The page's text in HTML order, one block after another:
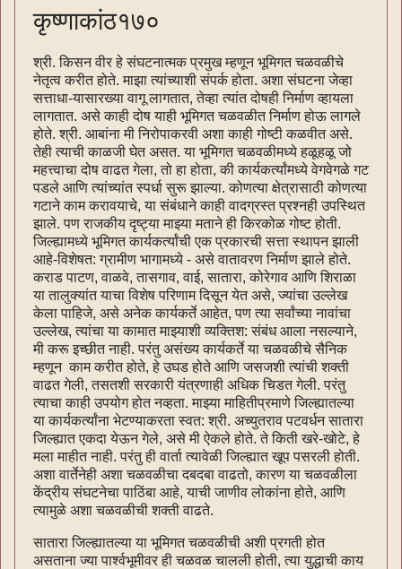
कृष्णाकांठ१७०
श्री. किसन वीर हे संघटनात्मक प्रमुख म्हणून भूमिगत चळवळीचे
नेतृत्व करीत होते. माझा त्यांच्याशी संपर्क होता. अशा संघटना जेव्हा
सत्ताधा-यासारख्या वागू लागतात, तेव्हा त्यांत दोषही निर्माण व्हायला
लागतात. असे काही दोष याही भूमिगत चळवळीत निर्माण होऊ लागले
होते. श्री. आबांना मी निरोपाकरवी अशा काही गोष्टी कळवीत असे.
तेही त्याची काळजी घेत असत. या भूमिगत चळवळीमध्ये हळूहळू जो
महत्त्वाचा दोष वाढत गेला, तो हा होता, की कार्यकर्त्यांमध्ये वेगवेगळे गट
पडले आणि त्यांच्यांत स्पर्धा सुरू झाल्या. कोणत्या क्षेत्रासाठी कोणत्या
गटाने काम करावयाचे, या संबंधाने काही वादग्रस्त प्रश्नही उपस्थित
झाले. पण राजकीय दृष्ट्या माझ्या मताने ही किरकोळ गोष्ट होती.
जिल्ह्यामध्ये भूमिगत कार्यकर्त्यांची एक प्रकारची सत्ता स्थापन झाली
आहे-विशेषत: ग्रामीण भागामध्ये - असे वातावरण निर्माण झाले होते.
कराड पाटण, वाळवे, तासगाव, वाई, सातारा, कोरेगाव आणि शिराळा
या तालुक्यांत याचा विशेष परिणाम दिसून येत असे, ज्यांचा उल्लेख
केला पाहिजे, असे अनेक कार्यकर्ते आहेत, पण त्या सर्वांच्या नावांचा
उल्लेख, त्यांचा या कामात माझ्याशी व्यक्तिश: संबंध आला नसल्याने,
मी करू इच्छीत नाही. परंतु असंख्य कार्यकर्ते या चळवळीचे सैनिक
म्हणून काम करीत होते, हे उघड होते आणि जसजशी त्यांची शक्ती
वाढत गेली, तसतशी सरकारी यंत्रणाही अधिक चिडत गेली. परंतु
त्याचा काही उपयोग होत नव्हता. माझ्या माहितीप्रमाणे जिल्ह्यातल्या
या कार्यकर्त्यांना भेटण्याकरता स्वत: श्री. अच्युतराव पटवर्धन सातारा
जिल्ह्यात एकदा येऊन गेले, असे मी ऐकले होते. ते किती खरे-खोटे, हे
मला माहीत नाही. परंतु ही वार्ता त्यावेळी जिल्ह्यात खूप पसरली होती.
अशा वार्तेनेही अशा चळवळीचा दबदबा वाढतो, कारण या चळवळीला
केंद्रीय संघटनेचा पाठिंबा आहे, याची जाणीव लोकांना होते, आणि
त्यामुळे अशा चळवळीची शक्ती वाढते.
सातारा जिल्ह्यातल्या या भूमिगत चळवळीची अशी प्रगती होत
असताना ज्या पार्श्वभूमीवर ही चळवळ चालली होती, त्या युद्धाची काय